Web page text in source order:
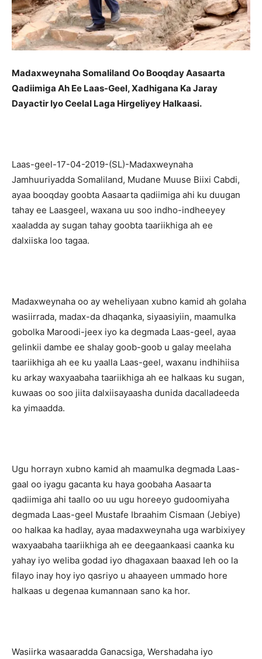
Madaxweynaha Somaliland Oo Booqday Aasaarta
Qadiimiga Ah Ee Laas-Geel, Xadhigana Ka Jaray
Dayactir Iyo Ceelal Laga Hirgeliyey Halkaasi.
Laas-geel-17-04-2019-(SL)-Madaxweynaha
Jamhuuriyadda Somaliland, Mudane Muuse Biixi Cabdi,
ayaa booqday goobta Aasaarta qadiimiga ahi ku duugan
tahay ee Laasgeel, waxana uu soo indho-indheeyey
xaaladda ay sugan tahay goobta taariikhiga ah ee
dalxiiska loo tagaa.
Madaxweynaha oo ay weheliyaan xubno kamid ah golaha
wasiirrada, madax-da dhaqanka, siyaasiyiin, maamulka
gobolka Maroodi-jeex iyo ka degmada Laas-geel, ayaa
gelinkii dambe ee shalay goob-goob u galay meelaha
taariikhiga ah ee ku yaalla Laas-geel, waxanu indhihiisa
ku arkay waxyaabaha taariikhiga ah ee halkaas ku sugan,
kuwaas oo soo jiita dalxiisayaasha dunida dacalladeeda
ka yimaadda.
Ugu horrayn xubno kamid ah maamulka degmada Laas-
gaal oo iyagu gacanta ku haya goobaha Aasaarta
qadiimiga ahi taallo oo uu ugu horeeyo gudoomiyaha
degmada Laas-geel Mustafe Ibraahim Cismaan (Jebiye)
oo halkaa ka hadlay, ayaa madaxweynaha uga warbixiyey
waxyaabaha taariikhiga ah ee deegaankaasi caanka ku
yahay iyo weliba godad iyo dhagaxaan baaxad leh oo la
filayo inay hoy iyo qasriyo u ahaayeen ummado hore
halkaas u degenaa kumannaan sano ka hor.
Wasiirka wasaaradda Ganacsiga, Wershadaha iyo